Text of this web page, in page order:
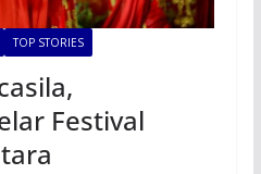
TOP STORIES
Festival